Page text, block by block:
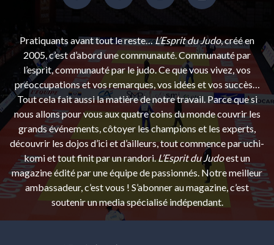
Pratiquants avant tout le reste…L’Esprit du Judo, créé en
2005, c’est d’abord une communauté. Communauté par
l’esprit, communauté par le judo. Ce que vous vivez, vos
préoccupations et vos remarques, vos idées et vos succès…
Tout cela fait aussi la matière de notre travail. Parce que si
nous allons pour vous aux quatre coins du monde couvrir les
grands événements, côtoyer les champions et les experts,
découvrir les dojos d’ici et d’ailleurs, tout commence par uchi-
komi et tout finit par un randori.L’Esprit du Judoest un
magazine édité par une équipe de passionnés. Notre meilleur
ambassadeur, c’est vous ! S’abonner au magazine, c’est
soutenir un media spécialisé indépendant.